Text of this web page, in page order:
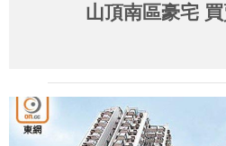
山頂南區豪宅